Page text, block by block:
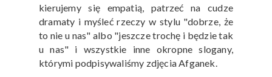
kierujemy się empatią, patrzeć na cudze
dramaty i myśleć rzeczy w stylu "dobrze, że
to nie u nas" albo "jeszcze trochę i będzie tak
u nas" i wszystkie inne okropne slogany,
którymi podpisywaliśmy zdjęcia Afganek.